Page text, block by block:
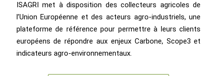
ISAGRI met à disposition des collecteurs agricoles de
l’Union Européenne et des acteurs agro-industriels, une
plateforme de référence pour permettre à leurs clients
européens de répondre aux enjeux Carbone, Scope3 et
indicateurs agro-environnementaux.